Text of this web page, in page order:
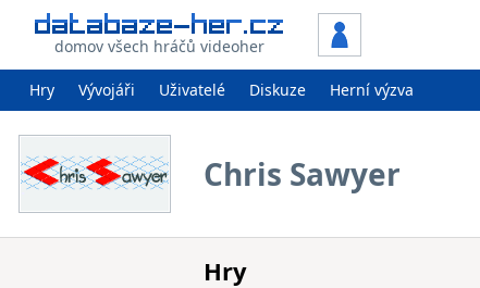
domov všech hráčů videoher
Hry Vývojáři Uživatelé Diskuze Herní výzva
Chris Sawyer
Hry